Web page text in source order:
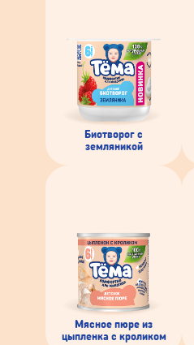
Биотворог с
земляникой
Мясное пюре из
цыпленка с кроликом